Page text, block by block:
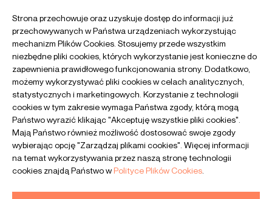
Strona przechowuje oraz uzyskuje dostęp do informacji już
przechowywanych w Państwa urządzeniach wykorzystując
mechanizm Plików Cookies. Stosujemy przede wszystkim
niezbędne pliki cookies, których wykorzystanie jest konieczne do
zapewnienia prawidłowego funkcjonowania strony. Dodatkowo,
możemy wykorzystywać pliki cookies w celach analitycznych,
statystycznych i marketingowych. Korzystanie z technologii
cookies w tym zakresie wymaga Państwa zgody, którą mogą
Państwo wyrazić klikając "Akceptuję wszystkie pliki cookies".
Mają Państwo również możliwość dostosować swoje zgody
wybierając opcję "Zarządzaj plikami cookies". Więcej informacji
na temat wykorzystywania przez naszą stronę technologii
cookies znajdą Państwo wPolityce Plików Cookies
Dowiedz się więcej
o naszym zespole